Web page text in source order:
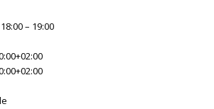
– 19:00